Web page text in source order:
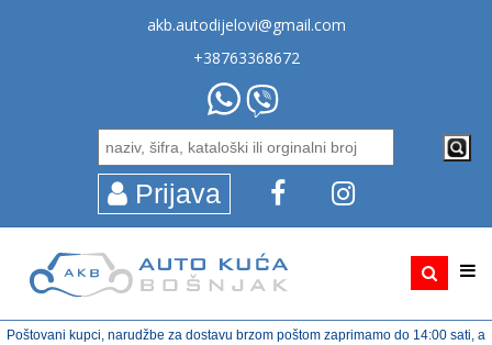
akb.autodijelovi@gmail.com
+38763368672
Prijava
Poštovani kupci, narudžbe za dostavu brzom poštom zaprimamo do 14:00 sati, a